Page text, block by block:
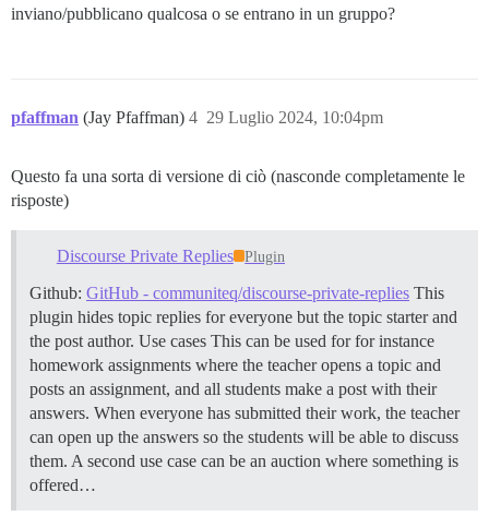
inviano/pubblicano qualcosa o se entrano in un gruppo?
pfaffman (Jay Pfaffman) 29 Luglio 2024, 10:04pm
4
Questo fa una sorta di versione di ciò (nasconde completamente le
risposte)
Discourse Private Replies Plugin
Github: GitHub - communiteq/discourse-private-replies This
plugin hides topic replies for everyone but the topic starter and
the post author. Use cases This can be used for for instance
homework assignments where the teacher opens a topic and
posts an assignment, and all students make a post with their
answers. When everyone has submitted their work, the teacher
can open up the answers so the students will be able to discuss
them. A second use case can be an auction where something is
offered…